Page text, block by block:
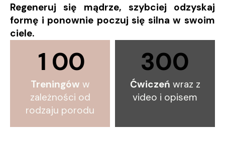
Regeneruj się mądrze, szybciej odzyskaj
formę i ponownie poczuj się silna w swoim
ciele.
1 00
Treningów w
zależności od
rodzaju porodu
300
Ćwiczeń wraz z
video i opisem